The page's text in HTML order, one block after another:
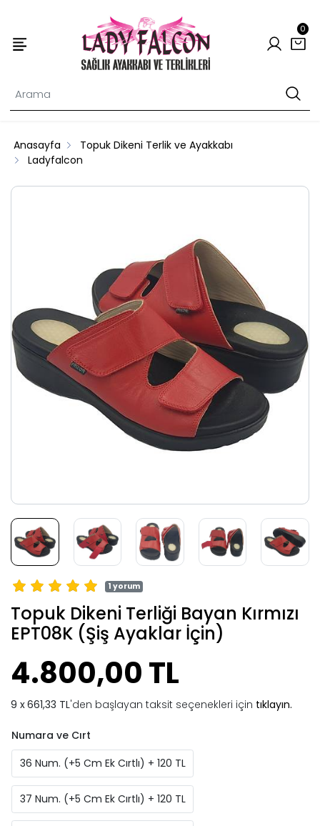
0
Anasayfa
Topuk Dikeni Terlik ve Ayakkabı
Ladyfalcon
1 yorum
Topuk Dikeni Terliği Bayan Kırmızı
EPT08K (Şiş Ayaklar İçin)
4.800,00 TL
661,33 TL'den başlayan taksit seçenekleri için tıklayın.
Numara ve Cırt
36 Num. (+5 Cm Ek Cırtlı) + 120 TL
37 Num. (+5 Cm Ek Cırtlı) + 120 TL